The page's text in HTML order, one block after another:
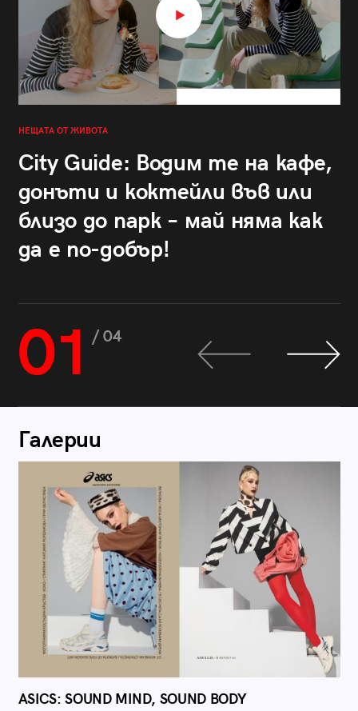
НЕЩАТА ОТ ЖИВОТА
City Guide: Водим те на кафе,
донъти и коктейли във или
близо до парк – май няма как
да е по-добър!
01 / 04
Галерии
ASICS: SOUND MIND, SOUND BODY